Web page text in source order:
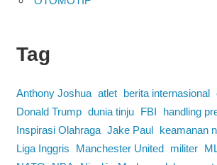
Tag
Anthony Joshua atlet berita internasional
Donald Trump dunia tinju FBI
handling
Inspirasi Olahraga Jake Paul
keamanan
Liga Inggris
Manchester United militer